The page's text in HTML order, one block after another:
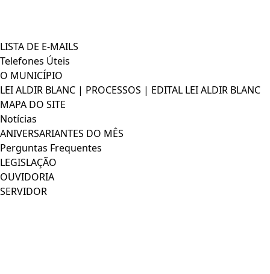
LISTA DE E-MAILS
Telefones Úteis
O MUNICÍPIO
LEI ALDIR BLANC | PROCESSOS | EDITAL LEI ALDIR BLANC
MAPA DO SITE
Notícias
ANIVERSARIANTES DO MÊS
Perguntas Frequentes
LEGISLAÇÃO
OUVIDORIA
SERVIDOR